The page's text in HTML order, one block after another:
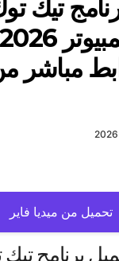
مباشر
تحميل من ميديا ​​فاير